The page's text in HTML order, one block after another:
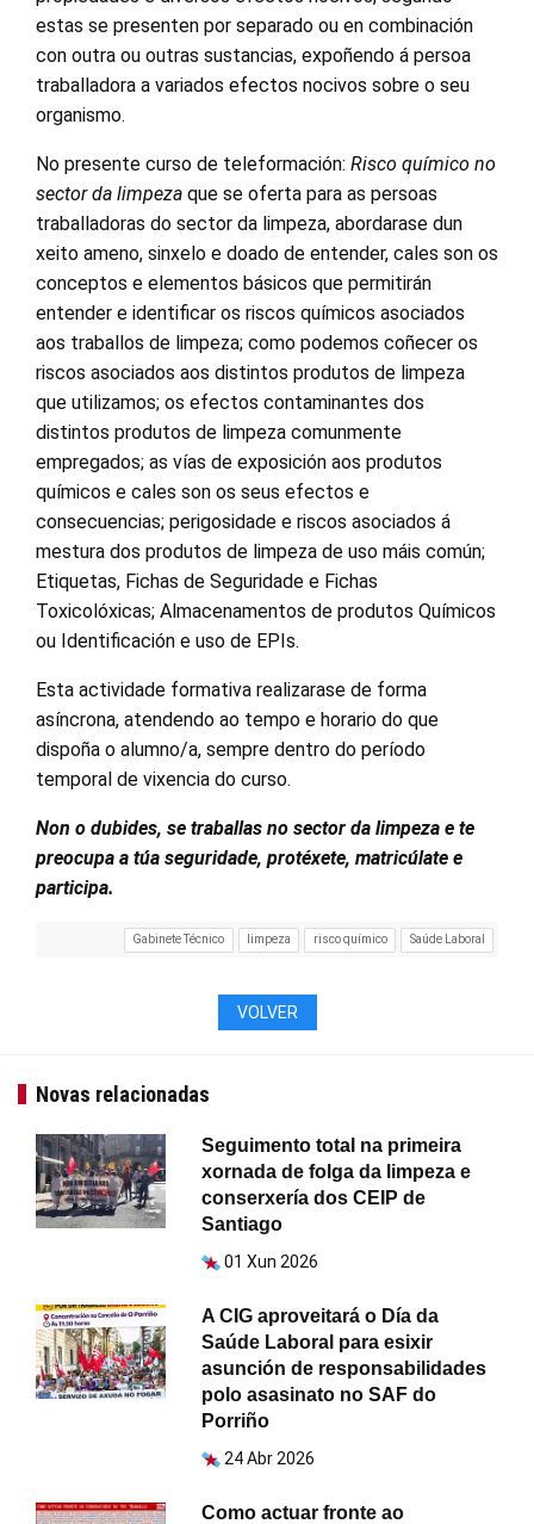
estas se presenten por separado ou en combinación
con outra ou outras sustancias, expoñendo á persoa
traballadora a variados efectos nocivos sobre o seu
organismo.
No presente curso de teleformación: Risco químico no
sector da limpeza que se oferta para as persoas
traballadoras do sector da limpeza, abordarase dun
xeito ameno, sinxelo e doado de entender, cales son os
conceptos e elementos básicos que permitirán
entender e identificar os riscos químicos asociados
aos traballos de limpeza; como podemos coñecer os
riscos asociados aos distintos produtos de limpeza
que utilizamos; os efectos contaminantes dos
distintos produtos de limpeza comunmente
empregados; as vías de exposición aos produtos
químicos e cales son os seus efectos e
consecuencias; perigosidade e riscos asociados á
mestura dos produtos de limpeza de uso máis común;
Etiquetas, Fichas de Seguridade e Fichas
Toxicolóxicas; Almacenamentos de produtos Químicos
ou Identificación e uso de EPIs.
Esta actividade formativa realizarase de forma
asíncrona, atendendo ao tempo e horario do que
dispoña o alumno/a, sempre dentro do período
temporal de vixencia do curso.
Non o dubides, se traballas no sector da limpeza e te
preocupa a túa seguridade, protéxete, matricúlate e
participa.
Gabinete Técnico limpeza risco químico Saúde Laboral
VOLVER
Novas relacionadas
Seguimento total na primeira
xornada de folga da limpeza e
conserxería dos CEIP de
Santiago
01 Xun 2026
A CIG aproveitará o Día da
Saúde Laboral para esixir
asunción de responsabilidades
polo asasinato no SAF do
Porriño
24 Abr 2026
Como actuar fronte ao